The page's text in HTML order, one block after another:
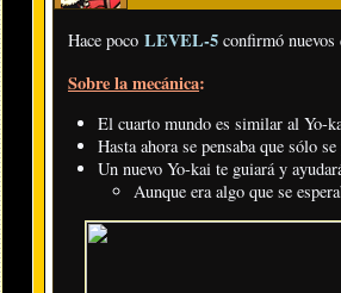
Hace poco LEVEL-5 confirmó nuevos
Sobre la mecánica:
El cuarto mundo es similar al Yo-
Hasta ahora se pensaba que sólo
Un nuevo Yo-kai te guiará y
Aunque era algo que se